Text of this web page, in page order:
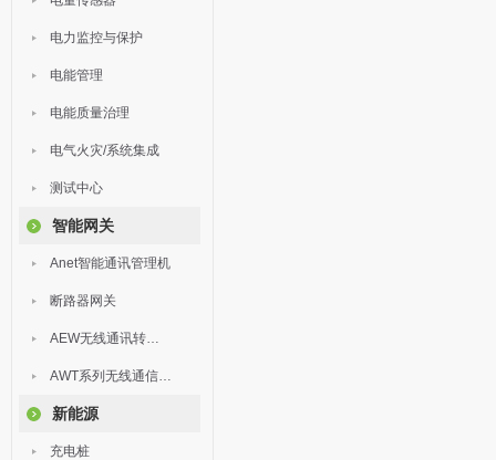
电力监控与保护
电能管理
电能质量治理
电气火灾/系统集成
测试中心
智能网关
Anet智能通讯管理机
断路器网关
AEW无线通讯转换器
AWT系列无线通信终端
新能源
充电桩